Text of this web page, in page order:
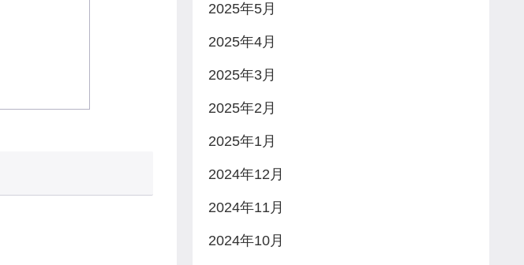
2025年5月
2025年4月
2025年3月
2025年2月
2025年1月
2024年12月
2024年11月
2024年10月